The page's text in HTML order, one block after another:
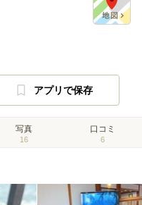
アプリで保存
写真
16
口コミ
6